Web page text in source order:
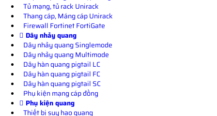
Tủ mạng, tủ rack Unirack
Thang cáp, Máng cáp Unirack
Firewall Fortinet FortiGate
Dây nhảy quang
Dây nhảy quang Singlemode
Dây nhảy quang Multimode
Dây hàn quang pigtail LC
Dây hàn quang pigtail FC
Dây hàn quang pigtail SC
Phụ kiện mạng cáp đồng
Phụ kiện quang
Thiết bị suy hao quang